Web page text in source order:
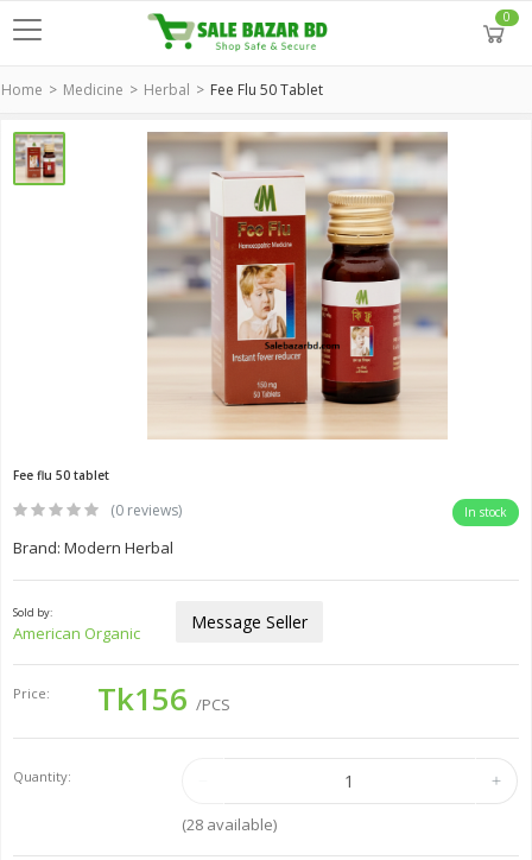
0
Home Medicine Herbal Fee Flu 50 Tablet
Fee flu 50 tablet
(0 reviews) In stock
Brand: Modern Herbal
Sold by:
American Organic Message Seller
Price: Tk156 /PCS
Quantity:
(28available)